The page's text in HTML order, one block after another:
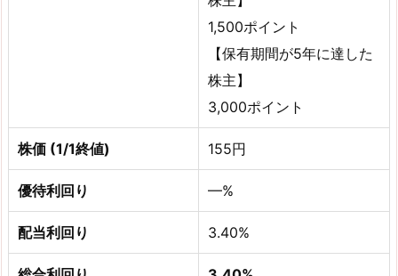
1,500ポイント
【保有期間が5年に達した
株主】
3,000ポイント
株価 (1/1終値) 155円
優待利回り —%
配当利回り 3.40%